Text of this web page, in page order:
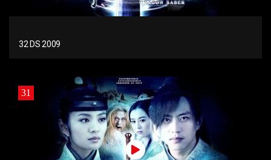
32 DS 2009
31